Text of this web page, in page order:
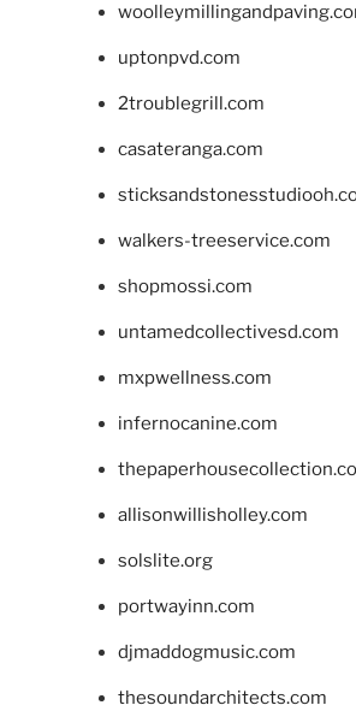
uptonpvd.com
2troublegrill.com
casateranga.com
walkers-treeservice.com
shopmossi.com
untamedcollectivesd.com
mxpwellness.com
infernocanine.com
allisonwillisholley.com
solslite.org
portwayinn.com
djmaddogmusic.com
thesoundarchitects.com